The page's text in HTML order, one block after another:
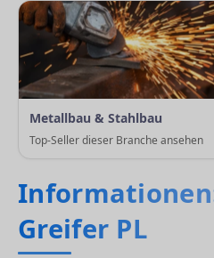
Metallbau & Stahlbau
Top-Seller dieser Branche ansehen
Greifer PL